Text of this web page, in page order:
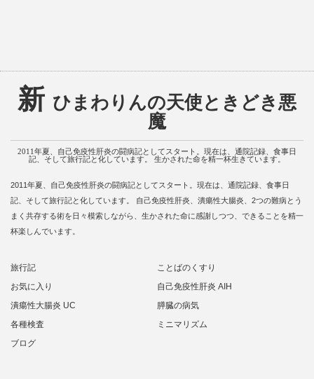
新 ひまわりんの天使ときどき悪
魔
2011年夏、自己免疫性肝炎の闘病記としてスタート。現在は、通院記録、食事日
記、そして旅行記と化しています。 生かされた命を精一杯生きています。
2011年夏、自己免疫性肝炎の闘病記としてスタート。現在は、通院記録、食事日
記、そして旅行記と化しています。 自己免疫性肝炎、潰瘍性大腸炎、2つの難病とう
まく共存する術を日々模索しながら、生かされた命に感謝しつつ、できることを精一
杯楽しんでいます。
旅行記
ことばのくすり
お気に入り
自己免疫性肝炎 AIH
潰瘍性大腸炎 UC
膵臓の病気
各種検査
ミニマリズム
ブログ